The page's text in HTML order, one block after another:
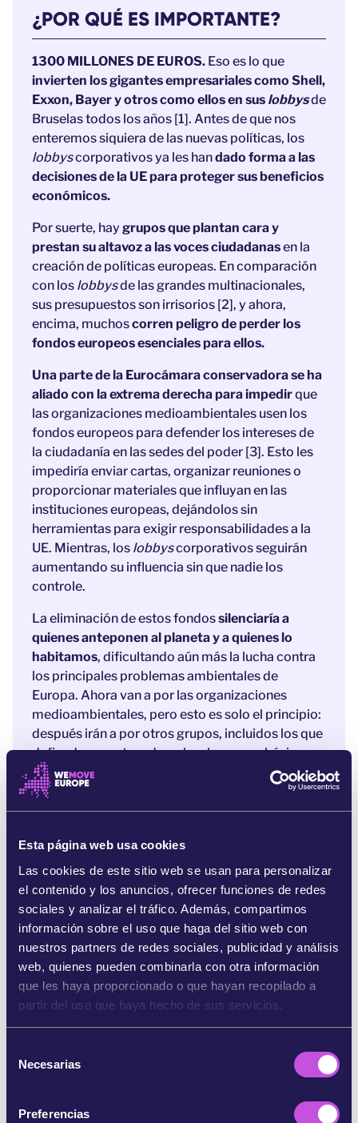
Esta página web usa cookies
Las cookies de este sitio web se usan para personalizar
el contenido y los anuncios, ofrecer funciones de redes
sociales y analizar el tráfico. Además, compartimos
información sobre el uso que haga del sitio web con
nuestros partners de redes sociales, publicidad y análisis
web, quienes pueden combinarla con otra información
que les haya proporcionado o que hayan recopilado a
partir del uso que haya hecho de sus servicios.
Necesarias
Preferencias
¿POR QUÉ ES IMPORTANTE?
1300 MILLONES DE EUROS. Eso es lo que
invierten los gigantes empresariales como Shell,
Exxon, Bayer y otros como ellos en sus lobbysde
Bruselas todos los años [1]. Antes de que nos
enteremos siquiera de las nuevas políticas, los
lobbyscorporativos ya les handado forma a las
decisiones de la UE para proteger sus beneficios
económicos.
Por suerte, hay grupos que plantan cara y
prestan su altavoz a las voces ciudadanasen la
creación de políticas europeas. En comparación
con los lobbysde las grandes multinacionales,
sus presupuestos son irrisorios [2], y ahora,
encima, muchoscorren peligro de perder los
fondos europeos esenciales para ellos.
Una parte de la Eurocámara conservadora se ha
aliado con la extrema derecha para impedirque
las organizaciones medioambientales usen los
fondos europeos para defender los intereses de
la ciudadanía en las sedes del poder [3]. Esto les
impediría enviar cartas, organizar reuniones o
proporcionar materiales que influyan en las
instituciones europeas, dejándolos sin
herramientas para exigir responsabilidades a la
UE. Mientras, los lobbyscorporativos seguirán
aumentando su influencia sin que nadie los
controle.
La eliminación de estos fondossilenciaría a
quienes anteponen al planeta y a quienes lo
habitamos, dificultando aún más la lucha contra
los principales problemas ambientales de
Europa. Ahora van a por las organizaciones
medioambientales, pero esto es solo el principio:
después irán a por otros grupos, incluidos los que
defienden nuestros derechos humanos básicos
[4].
ciudadanía. En 2021, la Comisión intentó recortar
resistencia de los grupos afectados, con el apoyo
de integrantes de la Eurocámara, la obligó a dar
marcha atrás [5].
La protesta ciudadana funcionó en 2021 y puede
volver a funcionarpara proteger a los grupos que
protegen nuestra naturaleza, nuestra salud y el
clima. Las organizaciones medioambientales ya
están plantando batalla, pero quienes mandan en
personas alzan la voz [6].